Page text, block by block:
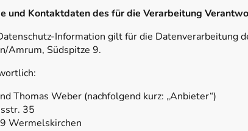
und Kontaktdaten des für die Verarbeitung
Information gilt für die Datenverarbeitung
Amrum, Südspitze 9.
Thomas Weber (nachfolgend kurz: „Anbieter“)
35
Wermelskirchen